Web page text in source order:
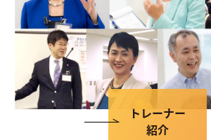
トレーナー
紹介